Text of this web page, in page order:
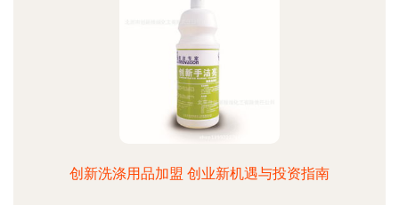
创新洗涤用品加盟 创业新机遇与投资指南